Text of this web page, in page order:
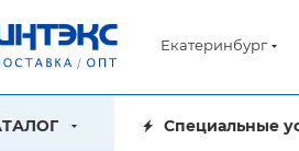
Екатеринбург
Специальные